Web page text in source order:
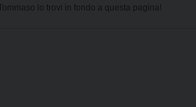
lo trovi in fondo a questa pagina!